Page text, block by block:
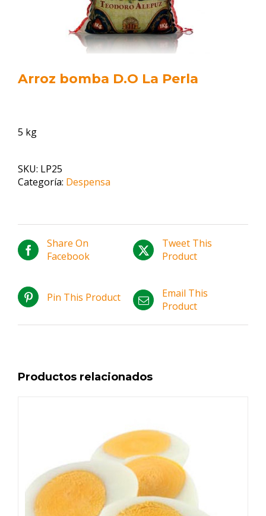
Arroz bomba D.O La Perla
5 kg
SKU: LP25
Categoría: Despensa
Share On
Facebook
Tweet This
Product
Pin This Product
Email This
Product
Productos relacionados